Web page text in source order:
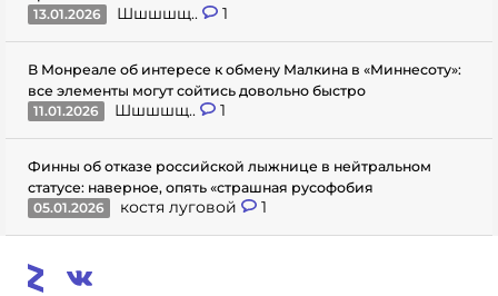
13.01.2026
Шшшшщ.. 1
В Монреале об интересе к обмену Малкина в «Миннесоту»:
все элементы могут сойтись довольно быстро
11.01.2026
Шшшшщ.. 1
Финны об отказе российской лыжнице в нейтральном
статусе: наверное, опять «страшная русофобия
05.01.2026
костя луговой 1